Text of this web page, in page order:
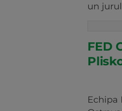
un jurul
FED
Echipa